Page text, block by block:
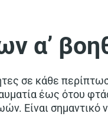
α’
σε κάθε
έως ότου
Είναι σημαντικό